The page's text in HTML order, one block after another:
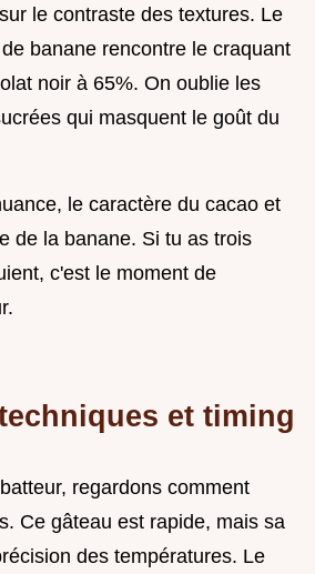
le contraste des textures. Le
banane rencontre le craquant
noir à 65%. On oublie les
qui masquent le goût du
le caractère du cacao et
de la banane. Si tu as trois
c'est le moment de
et timing
regardons comment
Ce gâteau est rapide, mais sa
des températures. Le